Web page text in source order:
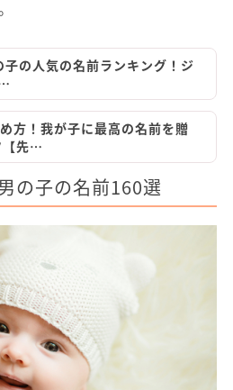
子の人気の名前ランキング！ジ
方！我が子に最高の名前を贈
【先…
の子の名前160選